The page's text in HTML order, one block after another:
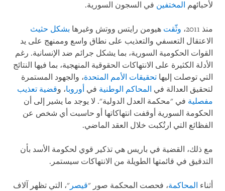
لأحبائهم المختفين في السجون السورية.
منذ 2011، وثّقت هيومن رايتس ووتش وغيرها بشكل حثيث
الاعتقال التعسفي والتعذيب على نطاق واسع وممنهج على يد
القوات الحكومية السورية، بما يشكل جرائم ضد الإنسانية. رغم
الأدلة الكثيرة على الانتهاكات الحقوقية المنهجية، بما فيها النتائج
التي توصلت إليها تحقيقات الأمم المتحدة، والجهود المستمرة
لتحقيق العدالة في المحاكم الوطنية في أوروبا، وقضية تعذيب
مفصلية في "محكمة العدل الدولية". لا يوجد ما يشير إلى أن
الحكومة السورية أوقفت انتهاكاتها أو حاسبت أي شخص عن
الفظائع التي ارتُكبت خلال العقد الماضي.
مع ذلك، القضية في باريس هي تذكير قوي لحكومة الأسد بأن
التدقيق في قائمتها الطويلة من الانتهاكات سيستمر.
أثناء المحاكمة، فحصت المحكمة صور "قيصر "، التي تظهر آلاف